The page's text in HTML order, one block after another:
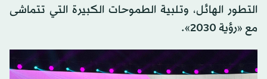
التطور الهائل، وتلبية الطموحات الكبيرة التي تتماشى
مع «رؤية 2030».